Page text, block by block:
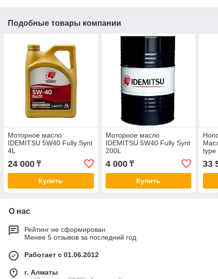
Подобные товары компании
Моторное масло
IDEMITSU 5W40 Fully Synt
4L
24 000 ₸
Купить
Моторное масло
IDEMITSU 5W40 Fully Synt
200L
4 000₸
Купить
type
33
О нас
Рейтинг не сформирован
Менее 5 отзывов за последний год
Работает с 01.06.2012
г. Алматы